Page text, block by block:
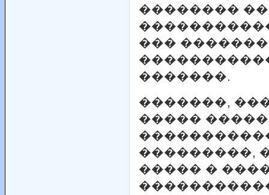
��������
���
�������.
�������,
�����
���������,
����� �